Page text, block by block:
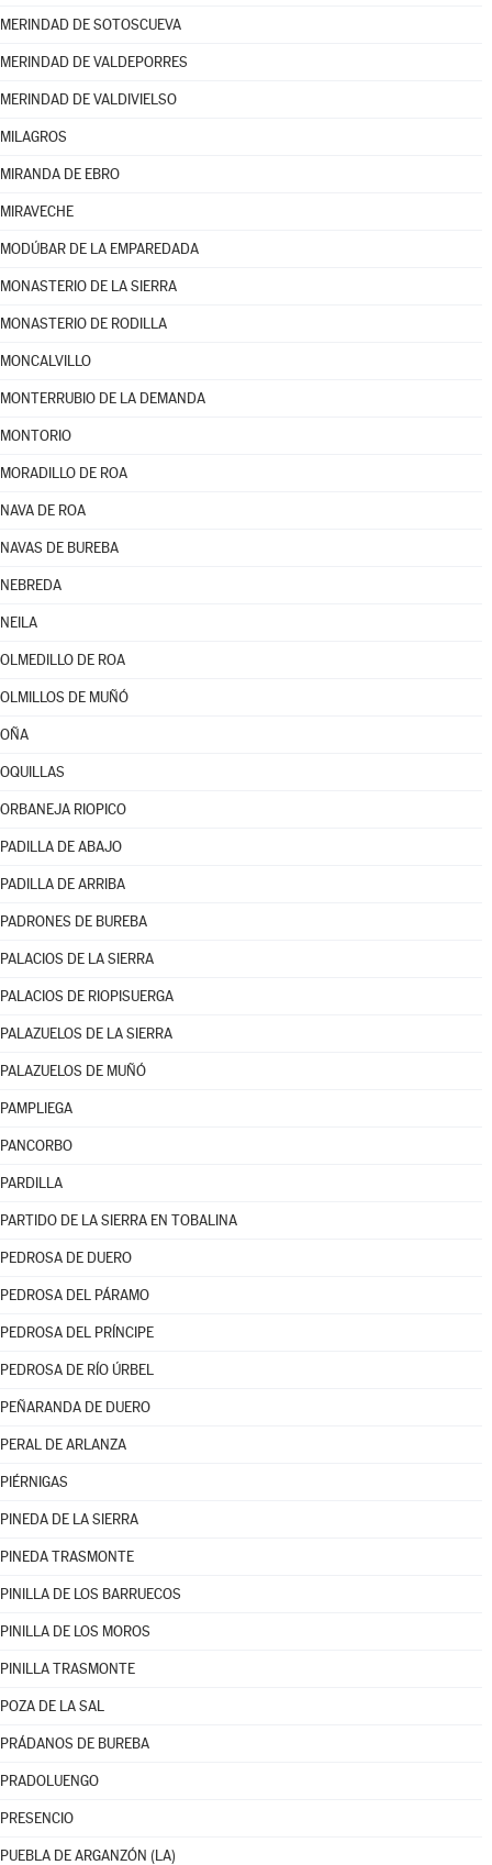
MERINDAD DE SOTOSCUEVA
MERINDAD DE VALDEPORRES
MERINDAD DE VALDIVIELSO
MILAGROS
MIRANDA DE EBRO
MIRAVECHE
MODÚBAR DE LA EMPAREDADA
MONASTERIO DE LA SIERRA
MONASTERIO DE RODILLA
MONCALVILLO
MONTERRUBIO DE LA DEMANDA
MONTORIO
MORADILLO DE ROA
NAVA DE ROA
NAVAS DE BUREBA
NEBREDA
NEILA
OLMEDILLO DE ROA
OLMILLOS DE MUÑÓ
OÑA
OQUILLAS
ORBANEJA RIOPICO
PADILLA DE ABAJO
PADILLA DE ARRIBA
PADRONES DE BUREBA
PALACIOS DE LA SIERRA
PALACIOS DE RIOPISUERGA
PALAZUELOS DE LA SIERRA
PALAZUELOS DE MUÑÓ
PAMPLIEGA
PANCORBO
PARDILLA
PARTIDO DE LA SIERRA EN TOBALINA
PEDROSA DE DUERO
PEDROSA DEL PÁRAMO
PEDROSA DEL PRÍNCIPE
PEDROSA DE RÍO ÚRBEL
PEÑARANDA DE DUERO
PERAL DE ARLANZA
PIÉRNIGAS
PINEDA DE LA SIERRA
PINEDA TRASMONTE
PINILLA DE LOS BARRUECOS
PINILLA DE LOS MOROS
PINILLA TRASMONTE
POZA DE LA SAL
PRÁDANOS DE BUREBA
PRADOLUENGO
PRESENCIO
PUEBLA DE ARGANZÓN (LA)